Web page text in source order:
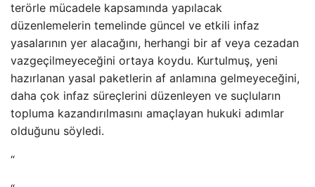
terörle mücadele kapsamında yapılacak
düzenlemelerin temelinde güncel ve etkili infaz
yasalarının yer alacağını, herhangi bir af veya cezadan
vazgeçilmeyeceğini ortaya koydu. Kurtulmuş, yeni
hazırlanan yasal paketlerin af anlamına gelmeyeceğini,
daha çok infaz süreçlerini düzenleyen ve suçluların
topluma kazandırılmasını amaçlayan hukuki adımlar
olduğunu söyledi.
“